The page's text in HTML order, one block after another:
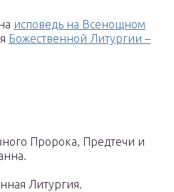
исповедь на Всенощном
Божественной Литургии –
Пророка, Предтечи и
Литургия.